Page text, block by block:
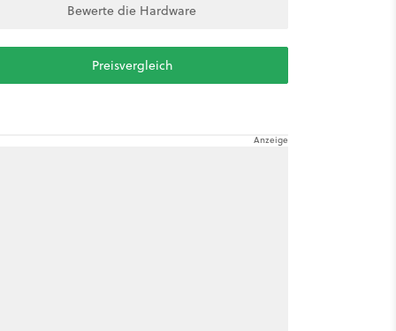
Bewerte die Hardware
Preisvergleich